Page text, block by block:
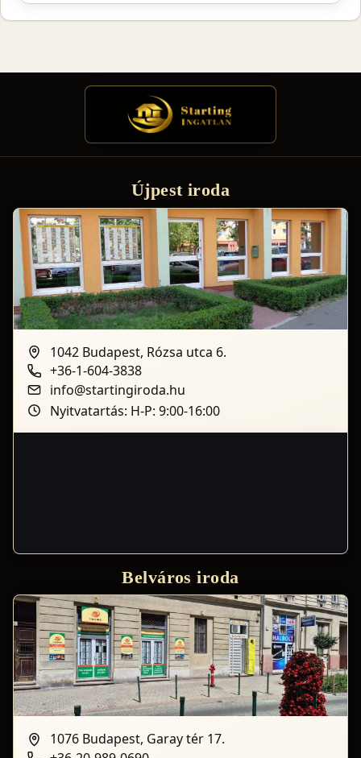
Újpest iroda
1042 Budapest, Rózsa utca 6.
+36-1-604-3838
info@startingiroda.hu
Nyitvatartás: H-P: 9:00-16:00
Belváros iroda
1076 Budapest, Garay tér 17.